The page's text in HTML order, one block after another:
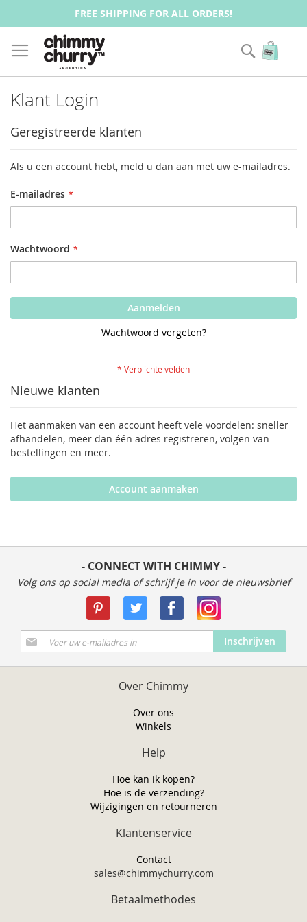
FREE SHIPPING FOR ALL ORDERS!
Zoek
Klant Login
Geregistreerde klanten
Als u een account hebt, meld u dan aan met uw e-mailadres.
E-mailadres
Wachtwoord
Aanmelden
Wachtwoord vergeten?
Nieuwe klanten
Het aanmaken van een account heeft vele voordelen: sneller
afhandelen, meer dan één adres registreren, volgen van
bestellingen en meer.
Account aanmaken
- CONNECT WITH CHIMMY -
Volg ons op social media of schrijf je in voor de nieuwsbrief
Abonneer
u
op
Inschrijven
Over Chimmy
Over ons
Winkels
Help
Hoe kan ik kopen?
Hoe is de verzending?
Wijzigingen en retourneren
Klantenservice
Contact
sales@chimmychurry.com
Betaalmethodes